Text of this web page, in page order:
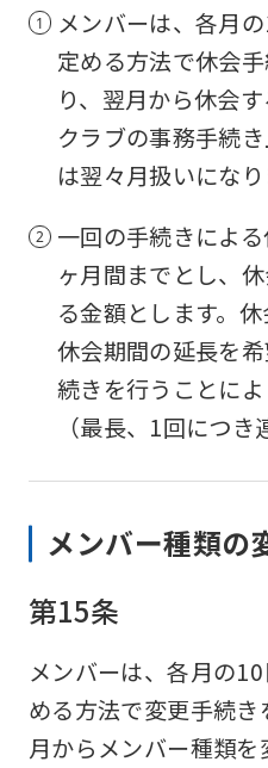
メンバーは、各月
定める方法で休会
り、翌月から休会
クラブの事務手続
は翌々月扱いになり
一回の手続きによ
ヶ月間までとし、
る金額とします。
休会期間の延長を
続きを行うことによ
（最長、1回につき
メンバー種類の
第15条
メンバーは、各月の
める方法で変更手続
月からメンバー種類